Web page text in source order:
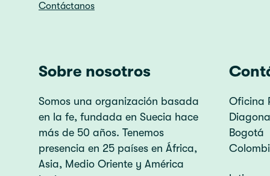
Contáctanos
Sobre nosotros
Somos una organización basada
en la fe, fundada en Suecia hace
más de 50 años. Tenemos
presencia en 25 países en África,
Asia, Medio Oriente y América
Oficina
Bogotá